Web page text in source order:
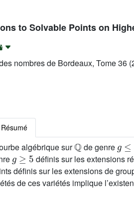
to Solvable Points on
nombres de Bordeaux, Tome 36
Résumé
algébrique sur
ℚ
de genre
g≤4
g≥5
définis sur les extensions
définis sur les extensions de
de ces variétés implique